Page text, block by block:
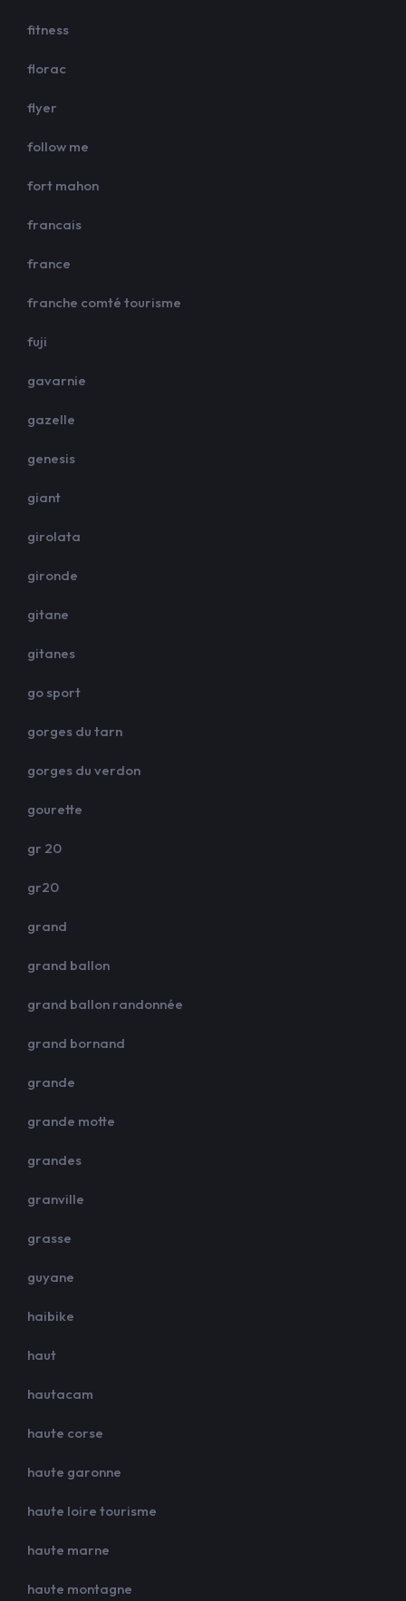
fitness
florac
flyer
follow me
fort mahon
francais
france
franche comté tourisme
fuji
gavarnie
gazelle
genesis
giant
girolata
gironde
gitane
gitanes
go sport
gorges du tarn
gorges du verdon
gourette
gr 20
gr20
grand
grand ballon
grand ballon randonnée
grand bornand
grande
grande motte
grandes
granville
grasse
guyane
haibike
haut
hautacam
haute corse
haute garonne
haute loire tourisme
haute marne
haute montagne